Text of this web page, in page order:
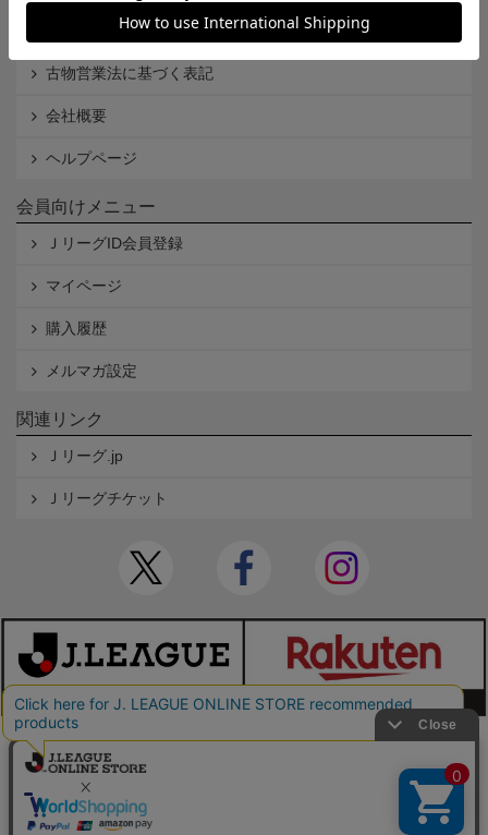
特定商取引法に基づく表記
古物営業法に基づく表記
会社概要
ヘルプページ
会員向けメニュー
ＪリーグID会員登録
マイページ
購入履歴
メルマガ設定
関連リンク
Ｊリーグ.jp
Ｊリーグチケット
本サイトで使用している文章・画像等の無断での複製・転載を禁止します。
© JAPAN PROFESSIONAL FOOTBALL LEAGUE Rakuten Group, Inc. ALL RIGHTS RE